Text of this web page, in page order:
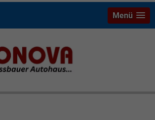
mit Ersparnis Neu- und
Bayreuth Weiden Hof Marktredwitz
Menü